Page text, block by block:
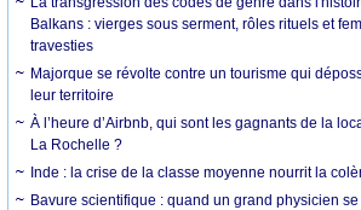
Balkans : vierges sous serment, rôles rituels et
travesties
Majorque se révolte contre un tourisme qui
leur territoire
À l’heure d’Airbnb, qui sont les gagnants de la
La Rochelle ?
Inde : la crise de la classe moyenne nourrit la
Bavure scientifique : quand un grand physicien